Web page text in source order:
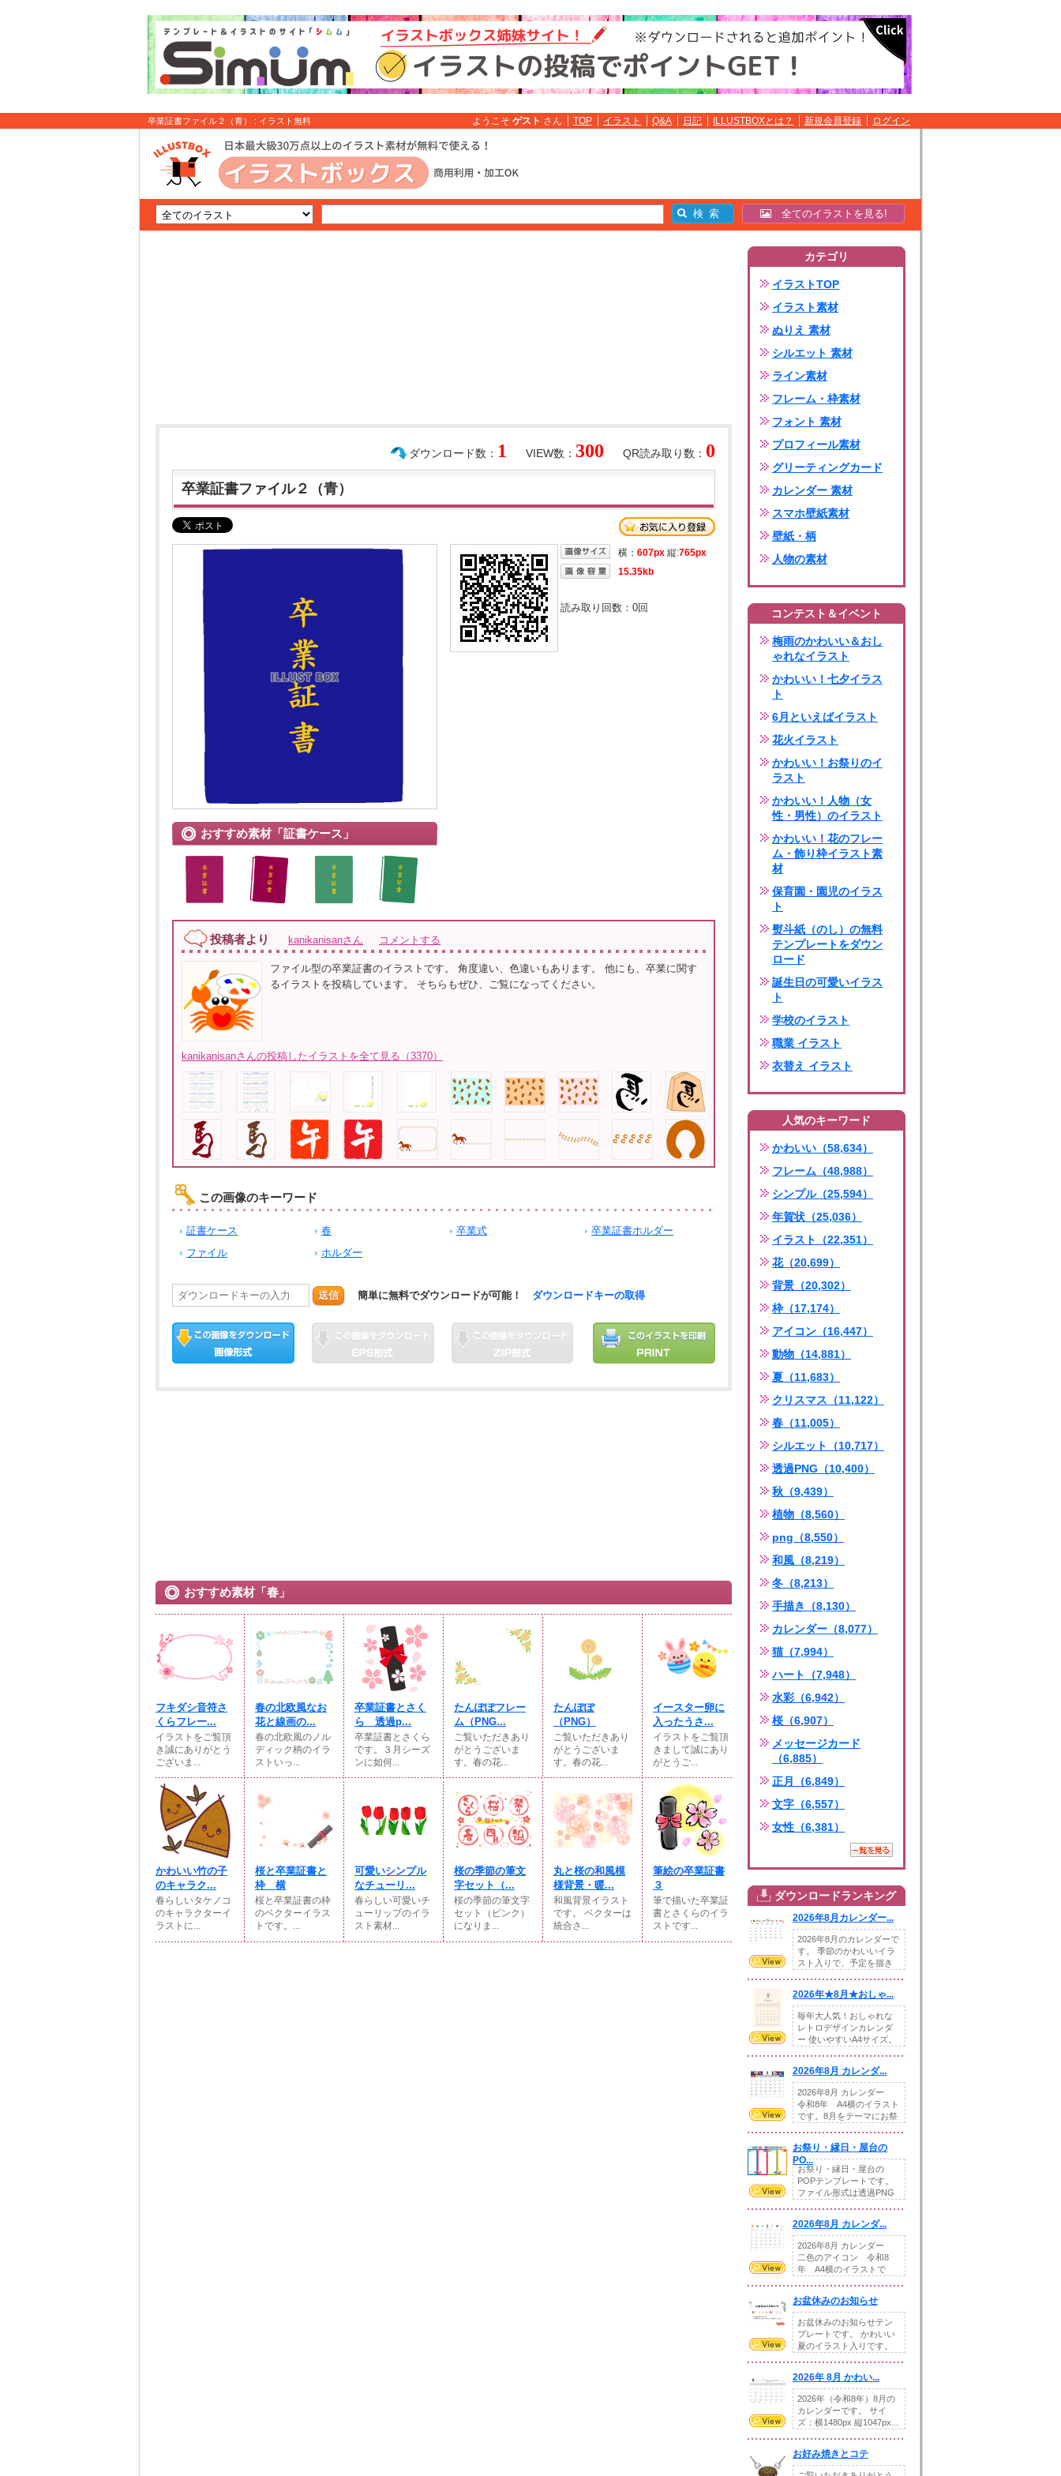
卒業証書ファイル２（青） : イラスト無料 ようこそ ゲスト さん TOP イラスト Q&A 日記 ILLUSTBOXとは？ 新規会員登録 ログイン
全てのイラストを見る!
QR読み取り数： 0
VIEW数： 300
ダウンロード数： 1
卒業証書ファイル２（青）
おすすめ素材「証書ケース」
横： 607px 縦:765px
15.35kb
読み取り回数： 0回
投稿者より kanikanisanさん コメントする
ファイル型の卒業証書のイラストです。 角度違い、色違いもあります。 他にも、卒業に関す
るイラストを投稿しています。 そちらもぜひ、ご覧になってください。
kanikanisanさんの投稿したイラストを全て見る（3370）
この画像のキーワード
証書ケース 春 卒業式
卒業証書ホルダー
ファイル
ホルダー
送信 簡単に無料でダウンロードが可能！ ダウンロードキーの取得
おすすめ素材「春」
フキダシ音符さ
くらフレー...
イラストをご覧頂
き誠にありがとう
ございま...
春の北欧風なお
花と線画の...
春の北欧風のノル
ディック柄のイラ
ストいっ...
卒業証書とさく
ら 透過p...
卒業証書とさくら
です。３月シーズ
ンに如何...
たんぽぽフレー
ム（PNG...
ご覧いただきあり
がとうございま
す。春の花...
たんぽぽ
（PNG）
ご覧いただきあり
がとうございま
す。春の花...
イースター卵に
入ったうさ...
イラストをご覧頂
きまして誠にあり
がとうご...
かわいい竹の子
のキャラク...
春らしいタケノコ
のキャラクターイ
ラストに...
桜と卒業証書と
枠 横
桜と卒業証書の枠
のベクターイラス
トです。...
可愛いシンプル
なチューリ...
春らしい可愛いチ
ューリップのイラ
スト素材...
桜の季節の筆文
字セット（...
桜の季節の筆文字
セット（ピンク）
になりま...
丸と桜の和風模
様背景・暖...
和風背景イラスト
です。 ベクターは
統合さ...
筆絵の卒業証書
３
筆で描いた卒業証
書とさくらのイラ
ストです...
カテゴリ
イラストTOP
イラスト素材
ぬりえ 素材
シルエット 素材
ライン素材
フレーム・枠素材
フォント 素材
プロフィール素材
グリーティングカード
カレンダー 素材
スマホ壁紙素材
壁紙・柄
人物の素材
コンテスト＆イベント
梅雨のかわいい＆おし
ゃれなイラスト
かわいい！七夕イラス
ト
6月といえばイラスト
花火イラスト
かわいい！お祭りのイ
ラスト
かわいい！人物（女
性・男性）のイラスト
かわいい！花のフレー
ム・飾り枠イラスト素
材
保育園・園児のイラス
ト
熨斗紙（のし）の無料
テンプレートをダウン
ロード
誕生日の可愛いイラス
ト
学校のイラスト
職業 イラスト
衣替え イラスト
人気のキーワード
かわいい（58,634）
フレーム（48,988）
シンプル（25,594）
年賀状（25,036）
イラスト（22,351）
花（20,699）
背景（20,302）
枠（17,174）
アイコン（16,447）
動物（14,881）
夏（11,683）
クリスマス（11,122）
春（11,005）
シルエット（10,717）
透過PNG（10,400）
秋（9,439）
植物（8,560）
png（8,550）
和風（8,219）
冬（8,213）
手描き（8,130）
カレンダー（8,077）
猫（7,994）
ハート（7,948）
水彩（6,942）
桜（6,907）
メッセージカード
（6,885）
正月（6,849）
文字（6,557）
女性（6,381）
ダウンロードランキング
2026年8月カレンダー...
2026年8月のカレンダーで
す。 季節のかわいいイラ
スト入りで、予定を描き
2026年★8月★おしゃ...
毎年大人気！おしゃれな
レトロデザインカレンダ
ー 使いやすいA4サイズ。
2026年8月 カレンダ...
2026年8月 カレンダー
令和8年 A4横のイラスト
です。8月をテーマにお祭
お祭り・縁日・屋台の
PO...
お祭り・縁日・屋台の
POPテンプレートです。
ファイル形式は透過PNG
2026年8月 カレンダ...
2026年8月 カレンダー
二色のアイコン 令和8
年 A4横のイラストで
お盆休みのお知らせ
お盆休みのお知らせテン
プレートです。 かわいい
夏のイラスト入りです。
2026年 8月 かわい...
2026年（令和8年）8月の
カレンダーです。 サイ
ズ：横1480px 縦1047px...
お好み焼きとコテ